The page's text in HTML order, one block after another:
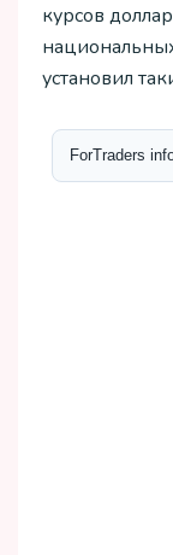
курсов
установил